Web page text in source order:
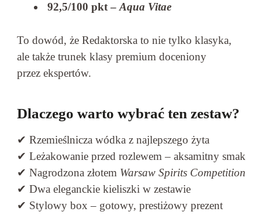
92,5/100 pkt –Aqua Vitae
To dowód, że Redaktorska to nie tylko klasyka,
ale także trunek klasy premium doceniony
przez ekspertów.
Dlaczego warto wybrać ten zestaw?
✔ Rzemieślnicza wódka z najlepszego żyta
✔ Leżakowanie przed rozlewem – aksamitny smak
✔ Nagrodzona złotem Warsaw Spirits Competition
✔ Dwa eleganckie kieliszki w zestawie
✔ Stylowy box – gotowy, prestiżowy prezent